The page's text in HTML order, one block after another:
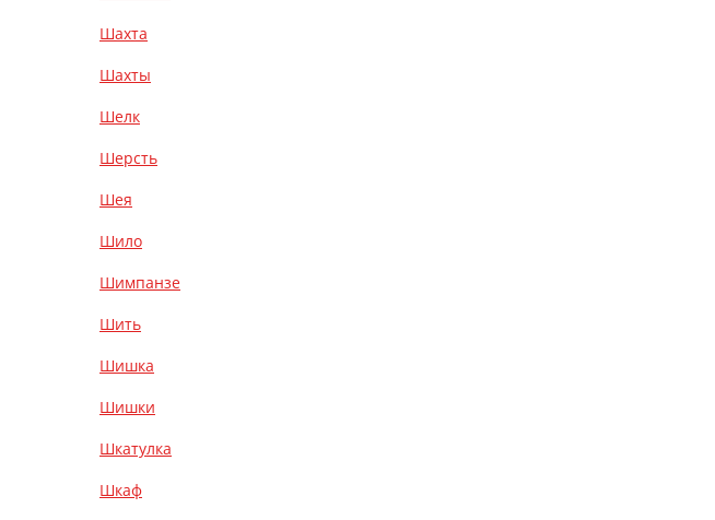
Шахта
Шахты
Шелк
Шерсть
Шея
Шило
Шимпанзе
Шить
Шишка
Шишки
Шкатулка
Шкаф